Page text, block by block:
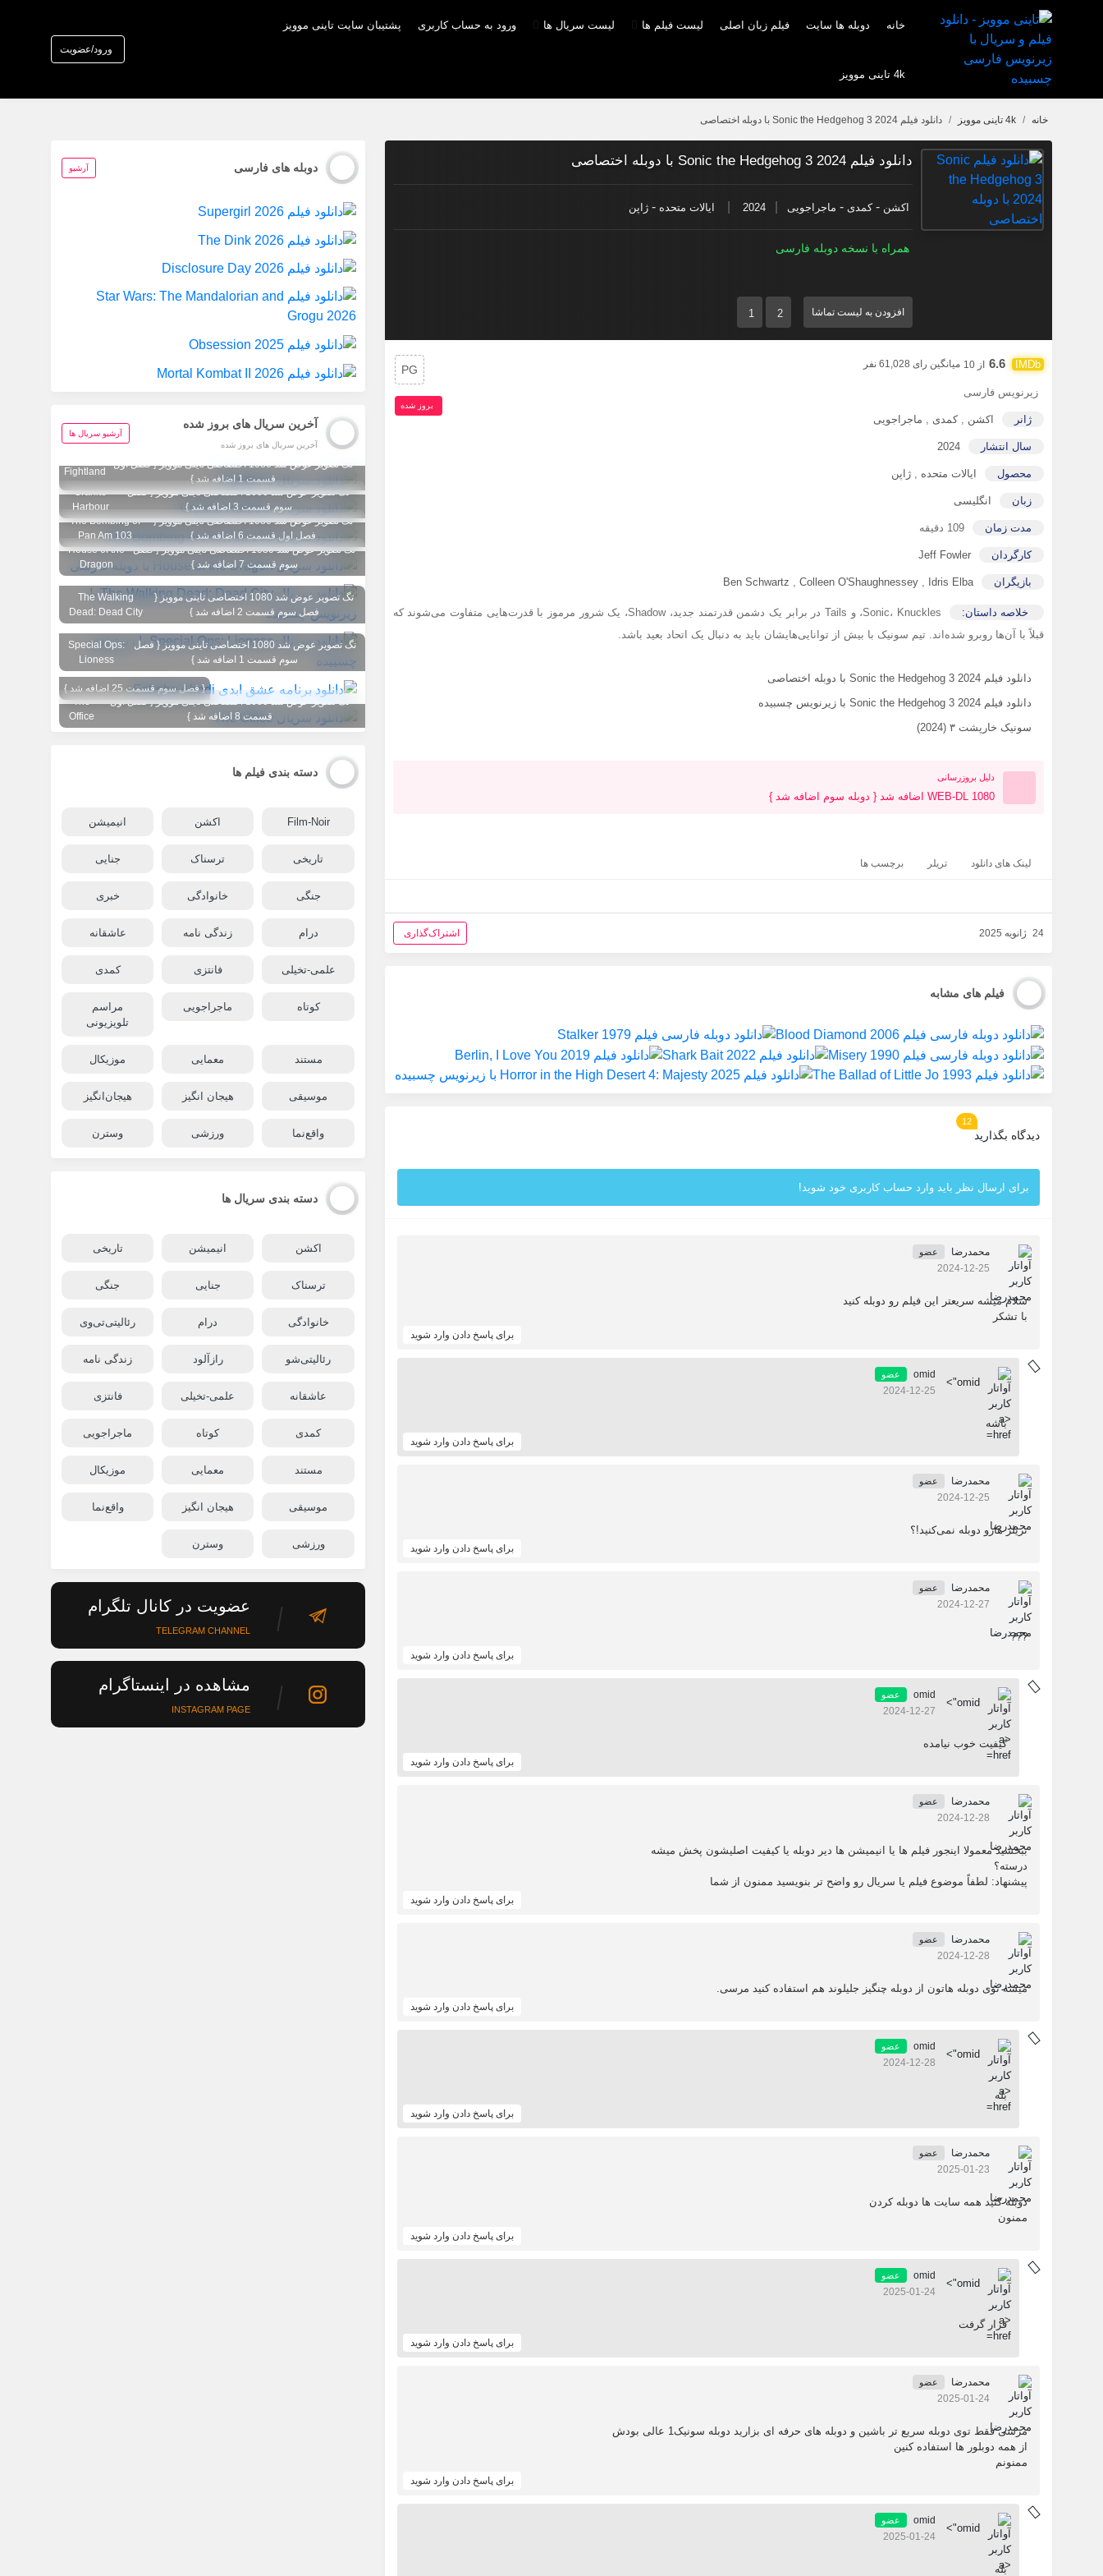
خانه دوبله ها سایت فیلم زبان اصلی لیست فیلم ها لیست سریال ها ورود به حساب کاربری پشتیبان سایت تاینی موویز
4k تاینی موویز
ورود/عضویت
خانه 4k تاینی موویز دانلود فیلم Sonic the Hedgehog 3 2024 با دوبله اختصاصی
دانلود فیلم Sonic the Hedgehog 3 2024 با دوبله اختصاصی
اکشن -کمدی - ماجراجویی 2024 ایالات متحده - ژاپن
همراه با نسخه دوبله فارسی
افزودن به لیست تماشا 2
1
6.6 از 10 میانگین رای 61,028 نفر
زیرنویس فارسی
ژانر اکشن ,کمدی , ماجراجویی
سال انتشار 2024
محصول ایالات متحده , ژاپن
زبان انگلیسی
مدت زمان 109 دقیقه
کارگردان Jeff Fowler
بازیگران Ben Schwartz , Colleen O'Shaughnessey , Idris Elba
خلاصه داستان:
Sonic، Knuckles، و Tails در برابر یک دشمن قدرتمند جدید، Shadow، یک شرور مرموز با قدرت‌هایی متفاوت می‌شوند که
قبلاً با آن‌ها روبرو شده‌اند. تیم سونیک با بیش از توانایی‌هایشان باید به دنبال یک اتحاد بعید باشد.
PG
بروز‌ شده
دانلود فیلم Sonic the Hedgehog 3 2024 با دوبله اختصاصی
دانلود فیلم Sonic the Hedgehog 3 2024 با زیرنویس چسبیده
سونیک خارپشت ۳ (2024)
دلیل بروزرسانی
WEB-DL 1080 اضافه شد { دوبله سوم اضافه شد }
لینک های دانلود تریلر برچسب ها
24 ژانویه 2025 اشتراک‌گذاری
فیلم های مشابه
دیدگاه بگذارید
12
برای ارسال نظر باید وارد حساب کاربری خود شوید!
محمدرضا عضو
2024-12-25
سلام میشه سریعتر این فیلم رو دوبله کنید
با تشکر
برای پاسخ دادن وارد شوید
omid">
omid عضو
2024-12-25
باشه
برای پاسخ دادن وارد شوید
محمدرضا عضو
2024-12-25
تریلر هارو دوبله نمی‌کنید!؟
برای پاسخ دادن وارد شوید
محمدرضا عضو
2024-12-27
???
برای پاسخ دادن وارد شوید
omid">
omid عضو
2024-12-27
کیفیت خوب نیامده
برای پاسخ دادن وارد شوید
محمدرضا عضو
2024-12-28
ببخشید معمولا اینجور فیلم ها یا انیمیشن ها دیر دوبله یا کیفیت اصلیشون پخش میشه
درسته؟
پیشنهاد: لطفاً موضوع فیلم یا سریال رو واضح تر بنویسید ممنون از شما
برای پاسخ دادن وارد شوید
محمدرضا عضو
2024-12-28
میشه توی دوبله هاتون از دوبله چنگیز جلیلوند هم استفاده کنید مرسی.
برای پاسخ دادن وارد شوید
omid">
omid عضو
2024-12-28
بله
برای پاسخ دادن وارد شوید
محمدرضا عضو
2025-01-23
دوبله کنید همه سایت ها دوبله کردن
ممنون
برای پاسخ دادن وارد شوید
omid">
omid عضو
2025-01-24
قرار گرفت
برای پاسخ دادن وارد شوید
محمدرضا عضو
2025-01-24
مرسی فقط توی دوبله سریع تر باشین و دوبله های حرفه ای بزارید دوبله سونیک1 عالی بودش
از همه دوبلور ها استفاده کنین
ممنونم
برای پاسخ دادن وارد شوید
omid">
omid عضو
2025-01-24
بله
دوبله های فارسی آرشیو
آخرین سریال های بروز شده
آخرین سریال های بروز شده
آرشیو سریال ها
تگ تصویر عوض شد 1080 اختصاصی تاینی موویز { فصل اول
قسمت 1 اضافه شد }
Fightland
تگ تصویر عوض شد 1080 اختصاصی تاینی موویز { فصل
سوم قسمت 3 اضافه شد }
Granite
Harbour
تگ تصویر عوض شد 1080 اختصاصی تاینی موویز {
فصل اول قسمت 6 اضافه شد }
The Bombing of
Pan Am 103
تگ تصویر عوض شد 1080 اختصاصی تاینی موویز { فصل
سوم قسمت 7 اضافه شد }
House of the
Dragon
تگ تصویر عوض شد 1080 اختصاصی تاینی موویز {
فصل سوم قسمت 2 اضافه شد }
The Walking
Dead: Dead City
تگ تصویر عوض شد 1080 اختصاصی تاینی موویز { فصل
سوم قسمت 1 اضافه شد }
Special Ops:
Lioness
{ فصل سوم قسمت 25 اضافه شد }
تگ تصویر عوض شد 1080 اختصاصی تاینی موویز { فصل اول
قسمت 8 اضافه شد }
The
Office
دسته بندی فیلم ها
Film-Noir اکشن انیمیشن
تاریخی ترسناک جنایی
جنگی خانوادگی خبری
درام زندگی نامه عاشقانه
علمی-تخیلی فانتزی کمدی
کوتاه ماجراجویی
مراسم
تلویزیونی
مستند معمایی موزیکال
موسیقی هیجان انگیز هیجان‌انگیز
واقع‌نما ورزشی وسترن
دسته بندی سریال ها
اکشن انیمیشن تاریخی
ترسناک جنایی جنگی
خانوادگی درام رئالیتی‌تی‌وی
رئالیتی‌شو رازآلود زندگی نامه
عاشقانه علمی-تخیلی فانتزی
کمدی کوتاه ماجراجویی
مستند معمایی موزیکال
موسیقی هیجان انگیز واقع‌نما
ورزشی وسترن
عضویت در کانال تلگرام
TELEGRAM CHANNEL
مشاهده در اینستاگرام
INSTAGRAM PAGE